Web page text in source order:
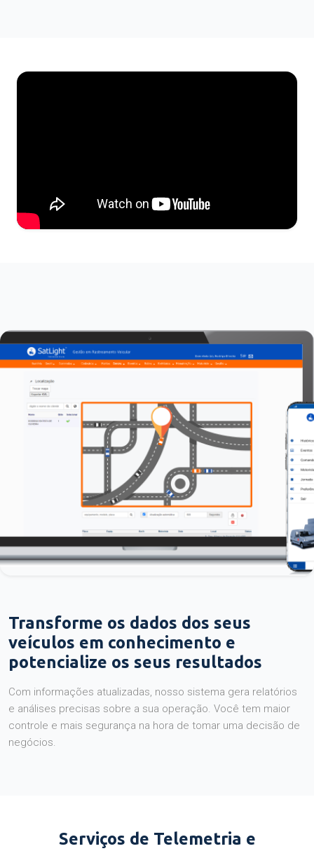
Transforme os dados dos seus
veículos em conhecimento e
potencialize os seus resultados
Com informações atualizadas, nosso sistema gera relatórios
e análises precisas sobre a sua operação. Você tem maior
controle e mais segurança na hora de tomar uma decisão de
negócios.
Serviços de Telemetria e